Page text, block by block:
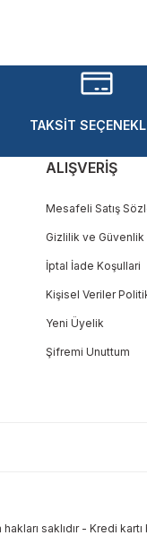
TAKSİT
ALIŞVERİŞ
Mesafeli Satış
Gizlilik ve Güvenlik
İptal İade Koşullari
Kişisel Veriler
Yeni Üyelik
Şifremi Unuttum
saklıdır - Kredi